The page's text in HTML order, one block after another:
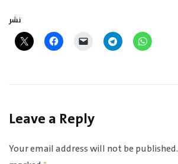
نشر
Leave a Reply
Your email address will not be published.